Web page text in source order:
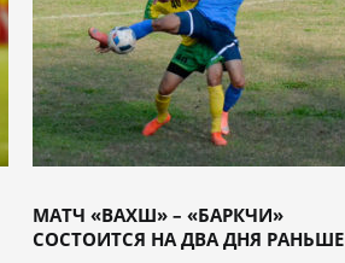
МАТЧ «ВАХШ» – «БАРКЧИ»
СОСТОИТСЯ НА ДВА ДНЯ РАНЬШЕ